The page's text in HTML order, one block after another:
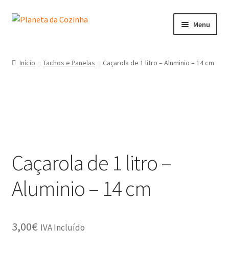
Menu
Lista de Desejos
Loja
Início Tachos e Panelas Caçarola de 1 litro – Aluminio – 14 cm
Caçarola de 1 litro –
Aluminio – 14 cm
3,00€ IVA Incluído